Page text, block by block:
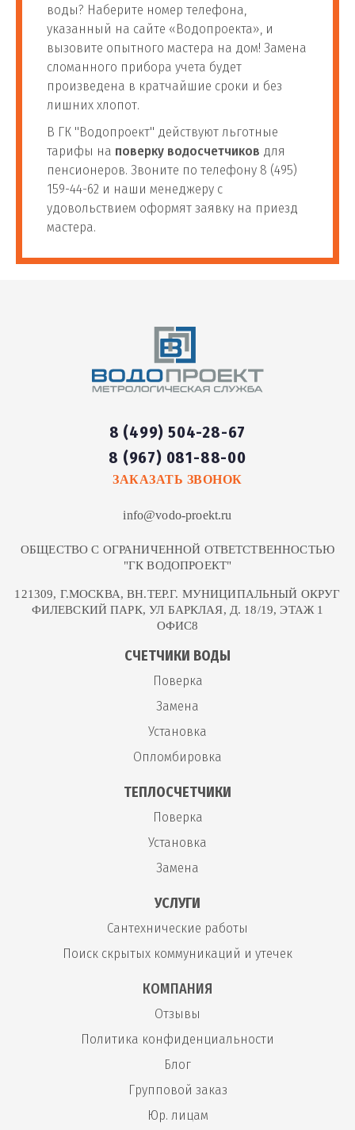
воды? Наберите номер телефона,
указанный на сайте «Водопроекта», и
вызовите опытного мастера на дом! Замена
сломанного прибора учета будет
произведена в кратчайшие сроки и без
лишних хлопот.
В ГК "Водопроект" действуют льготные
тарифы на поверку водосчетчиков для
пенсионеров. Звоните по телефону 8 (495)
159-44-62 и наши менеджеру с
удовольствием оформят заявку на приезд
мастера.
8 (499) 504-28-67
8 (967) 081-88-00
ЗАКАЗАТЬ ЗВОНОК
info@vodo-proekt.ru
ОБЩЕСТВО С ОГРАНИЧЕННОЙ ОТВЕТСТВЕННОСТЬЮ
"ГК ВОДОПРОЕКТ"
121309, Г.МОСКВА, ВН.ТЕР.Г. МУНИЦИПАЛЬНЫЙ ОКРУГ
ФИЛЕВСКИЙ ПАРК, УЛ БАРКЛАЯ, Д. 18/19, ЭТАЖ 1
ОФИС8
СЧЕТЧИКИ ВОДЫ
Поверка
Замена
Установка
Опломбировка
ТЕПЛОСЧЕТЧИКИ
Поверка
Установка
Замена
УСЛУГИ
Сантехнические работы
Поиск скрытых коммуникаций и утечек
КОМПАНИЯ
Отзывы
Политика конфиденциальности
Блог
Групповой заказ
Юр. лицам